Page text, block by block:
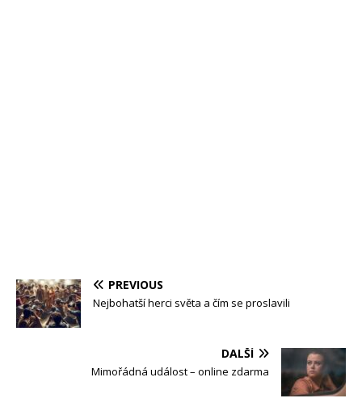
PREVIOUS
Nejbohatší herci světa a čím se proslavili
DALŠÍ
Mimořádná událost – online zdarma